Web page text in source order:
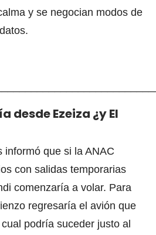
y se negocian modos de
desde Ezeiza ¿y El
informó que si la ANAC
con salidas temporarias
comenzaría a volar. Para
regresaría el avión que
podría suceder justo al